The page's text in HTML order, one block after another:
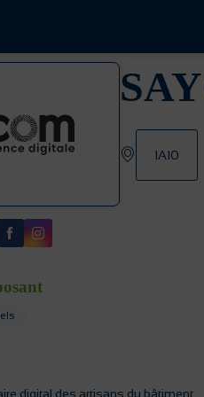
1A10
digital des artisans du bâtiment.